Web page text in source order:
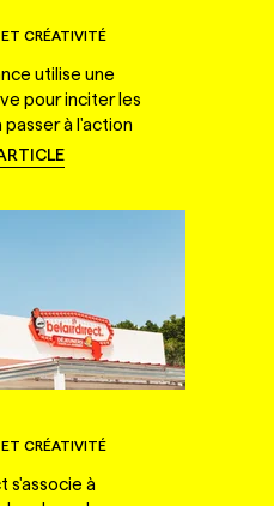
CRÉATIVITÉ
utilise une
pour inciter les
passer à l'action
CRÉATIVITÉ
s'associe à